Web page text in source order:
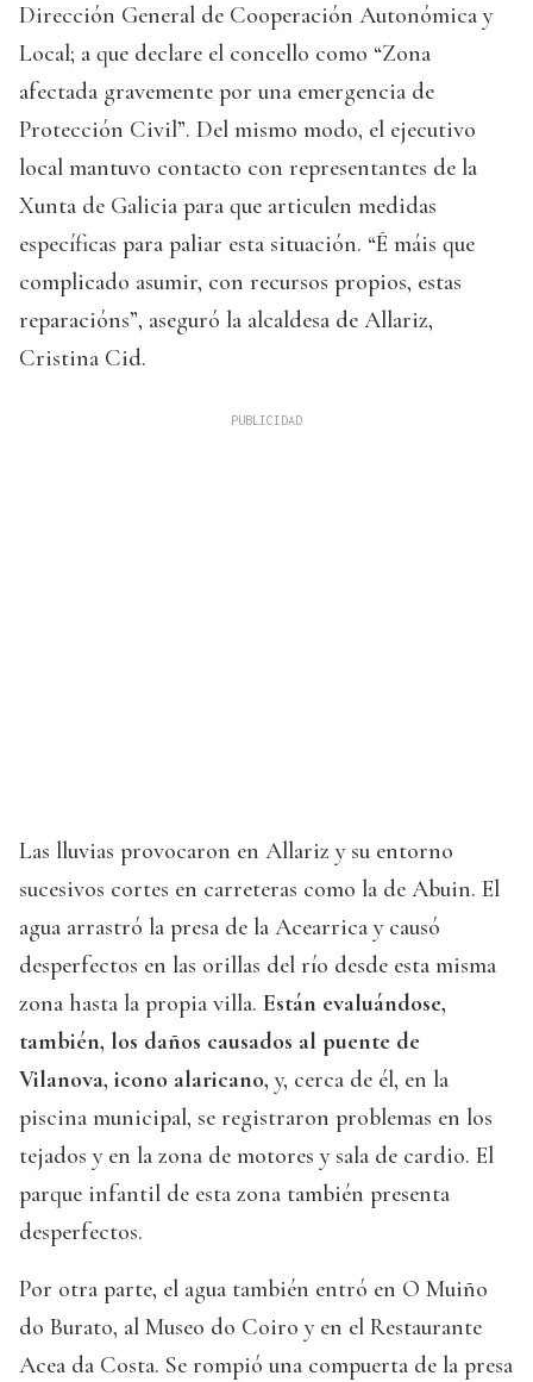
Dirección General de Cooperación Autonómica y
Local; a que declare el concello como “Zona
afectada gravemente por una emergencia de
Protección Civil”. Del mismo modo, el ejecutivo
local mantuvo contacto con representantes de la
Xunta de Galicia para que articulen medidas
específicas para paliar esta situación. “É máis que
complicado asumir, con recursos propios, estas
reparacións”, aseguró la alcaldesa de Allariz,
Cristina Cid.
Las lluvias provocaron en Allariz y su entorno
sucesivos cortes en carreteras como la de Abuin. El
agua arrastró la presa de la Acearrica y causó
desperfectos en las orillas del río desde esta misma
zona hasta la propia villa. Están evaluándose,
también, los daños causados al puente de
Vilanova, icono alaricano, y, cerca de él, en la
piscina municipal, se registraron problemas en los
tejados y en la zona de motores y sala de cardio. El
parque infantil de esta zona también presenta
desperfectos.
Por otra parte, el agua también entró en O Muiño
do Burato, al Museo do Coiro y en el Restaurante
Acea da Costa. Se rompió una compuerta de la presa